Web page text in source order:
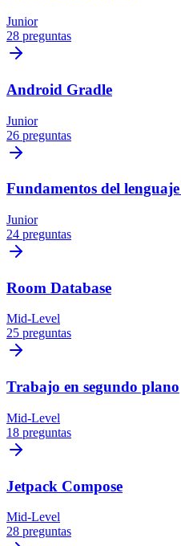
Junior
28 preguntas
Android Gradle
Junior
26 preguntas
Fundamentos del
Junior
24 preguntas
Room Database
Mid-Level
25 preguntas
Trabajo en segundo plano
Mid-Level
18 preguntas
Jetpack Compose
Mid-Level
28 preguntas